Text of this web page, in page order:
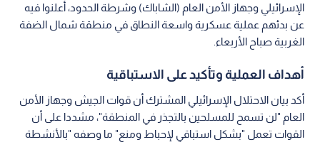
الإسرائيلي وجهاز الأمن العام (الشاباك) وشرطة الحدود، أعلنوا فيه
عن بدئهم عملية عسكرية واسعة النطاق في منطقة شمال الضفة
الغربية صباح الأربعاء.
أهداف العملية وتأكيد على الاستباقية
أكد بيان الاحتلال الإسرائيلي المشترك أن قوات الجيش وجهاز الأمن
العام "لن تسمح للمسلحين بالتجذر في المنطقة"، مشددا على أن
القوات تعمل "بشكل استباقي لإحباط ومنع" ما وصفه "بالأنشطة